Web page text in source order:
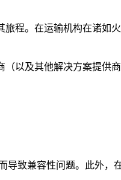
程。在运输机构在诸如
以及其他解决方案提供
导致兼容性问题。此外